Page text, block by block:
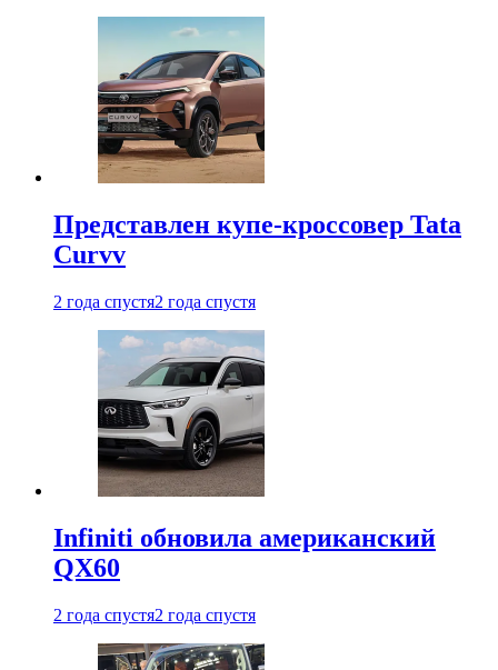
Представлен купе-кроссовер Tata
Curvv
2 года спустя2 года спустя
Infiniti обновила американский
QX60
2 года спустя2 года спустя